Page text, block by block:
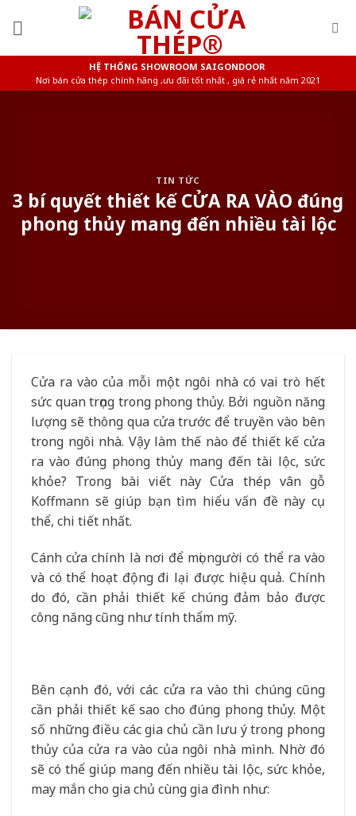
HỆ THỐNG SHOWROOM SAIGONDOOR
Nơi bán cửa thép chính hãng ,ưu đãi tốt nhất , giá rẻ nhất năm 2021
TIN TỨC
3 bí quyết thiết kế CỬA RA VÀO đúng
phong thủy mang đến nhiều tài lộc
Cửa ra vào của mỗi một ngôi nhà có vai trò hết
sức quan trọng trong phong thủy. Bởi nguồn năng
lượng sẽ thông qua cửa trước để truyền vào bên
trong ngôi nhà. Vậy làm thế nào để thiết kế cửa
ra vào đúng phong thủy mang đến tài lộc, sức
khỏe? Trong bài viết này Cửa thép vân gỗ
Koffmann sẽ giúp bạn tìm hiểu vấn đề này cụ
thể, chi tiết nhất.
Cánh cửa chính là nơi để mọi người có thể ra vào
và có thể hoạt động đi lại được hiệu quả. Chính
do đó, cần phải thiết kế chúng đảm bảo được
công năng cũng như tính thẩm mỹ.
Bên cạnh đó, với các cửa ra vào thì chúng cũng
cần phải thiết kế sao cho đúng phong thủy. Một
số những điều các gia chủ cần lưu ý trong phong
thủy của cửa ra vào của ngôi nhà mình. Nhờ đó
sẽ có thể giúp mang đến nhiều tài lộc, sức khỏe,
may mắn cho gia chủ cùng gia đình như: